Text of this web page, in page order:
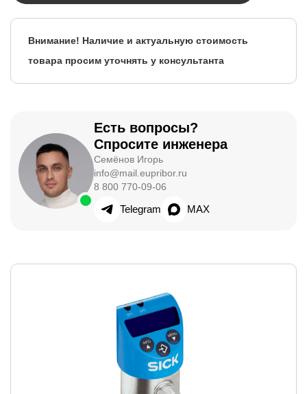
Внимание! Наличие и актуальную стоимость
товара просим уточнять у консультанта
Есть вопросы?
Спросите инженера
Семёнов Игорь
info@mail.eupribor.ru
8 800 770-09-06
Telegram MAX